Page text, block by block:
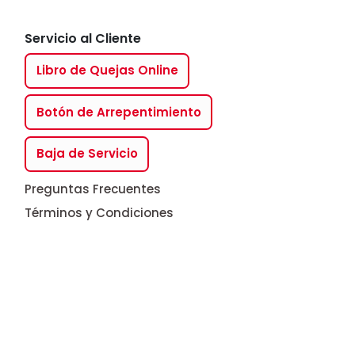
exclusiones. Ver legales.
Servicio al Cliente
Libro de Quejas Online
Botón de Arrepentimiento
Baja de Servicio
Preguntas Frecuentes
Términos y Condiciones